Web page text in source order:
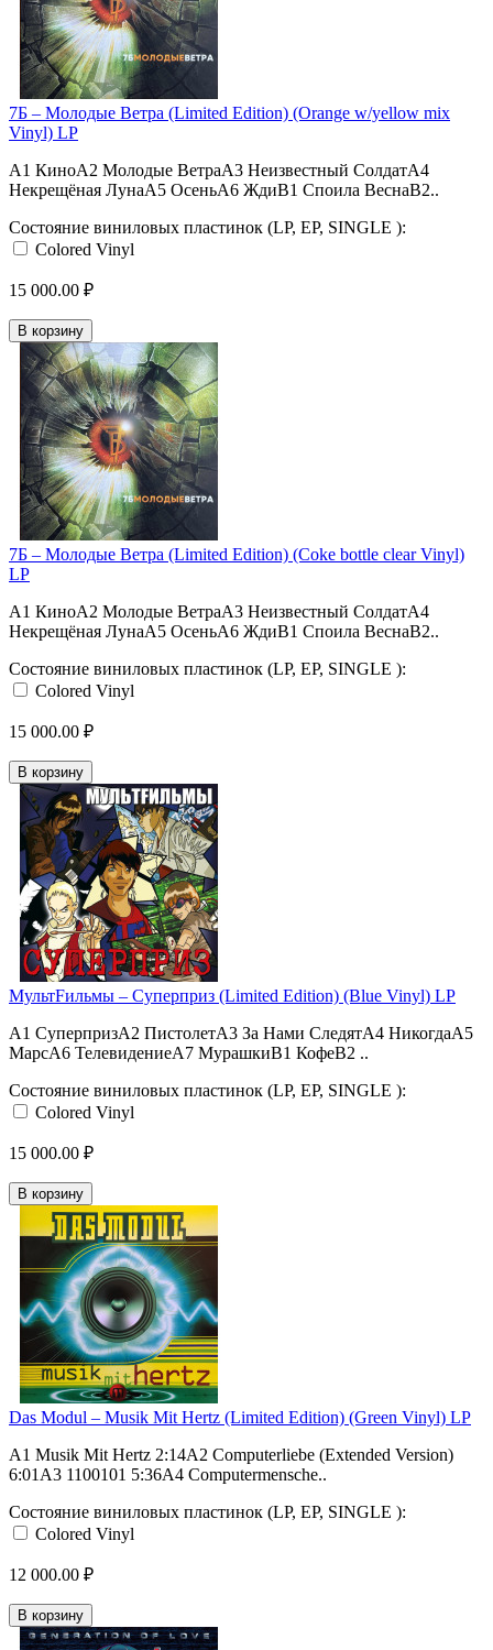
7Б – Молодые Ветра (Limited Edition) (Orange w/yellow mix
Vinyl) LP
A1 КиноA2 Молодые ВетраA3 Неизвестный СолдатA4
Некрещёная ЛунаA5 ОсеньA6 ЖдиB1 Споила ВеснаB2..
Состояние виниловых пластинок (LP, EP, SINGLE ):
Colored Vinyl
15 000.00 ₽
В корзину
7Б – Молодые Ветра (Limited Edition) (Coke bottle clear Vinyl)
LP
A1 КиноA2 Молодые ВетраA3 Неизвестный СолдатA4
Некрещёная ЛунаA5 ОсеньA6 ЖдиB1 Споила ВеснаB2..
Состояние виниловых пластинок (LP, EP, SINGLE ):
Colored Vinyl
15 000.00 ₽
В корзину
МультFильмы – Суперприз (Limited Edition) (Blue Vinyl) LP
A1 СуперпризA2 ПистолетA3 За Нами СледятA4 НикогдаA5
МарсA6 ТелевидениеA7 МурашкиB1 КофеB2 ..
Состояние виниловых пластинок (LP, EP, SINGLE ):
Colored Vinyl
15 000.00 ₽
В корзину
Das Modul – Musik Mit Hertz (Limited Edition) (Green Vinyl) LP
A1 Musik Mit Hertz 2:14A2 Computerliebe (Extended Version)
6:01A3 1100101 5:36A4 Computermensche..
Состояние виниловых пластинок (LP, EP, SINGLE ):
Colored Vinyl
12 000.00 ₽
В корзину